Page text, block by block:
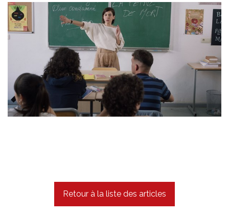
Retour à la liste des articles